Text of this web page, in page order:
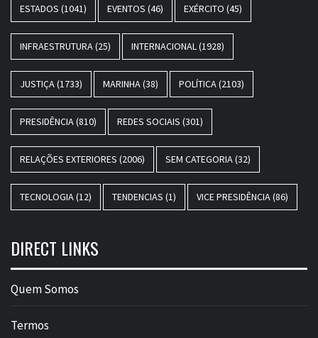
ESTADOS (1041) EVENTOS (46) EXÉRCITO (45)
INFRAESTRUTURA (25) INTERNACIONAL (1928)
JUSTIÇA (1733) MARINHA (38) POLÍTICA (2103)
PRESIDÊNCIA (810) REDES SOCIAIS (301)
RELAÇÕES EXTERIORES (2006) SEM CATEGORIA (32)
TECNOLOGIA (12) TENDENCIAS (1) VICE PRESIDÊNCIA (86)
DIRECT LINKS
Quem Somos
Termos